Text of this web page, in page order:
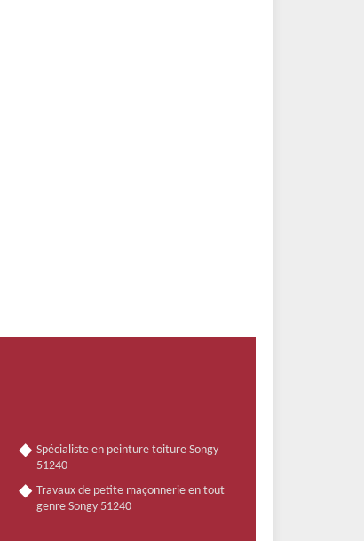
Spécialiste en peinture toiture Songy
51240
Travaux de petite maçonnerie en tout
genre Songy 51240